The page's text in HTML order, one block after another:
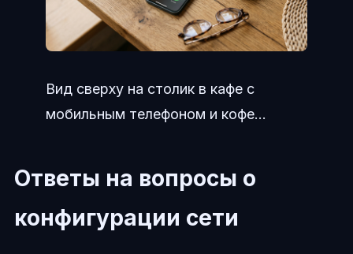
Вид сверху на столик в кафе с
мобильным телефоном и кофе...
Ответы на вопросы о
конфигурации сети